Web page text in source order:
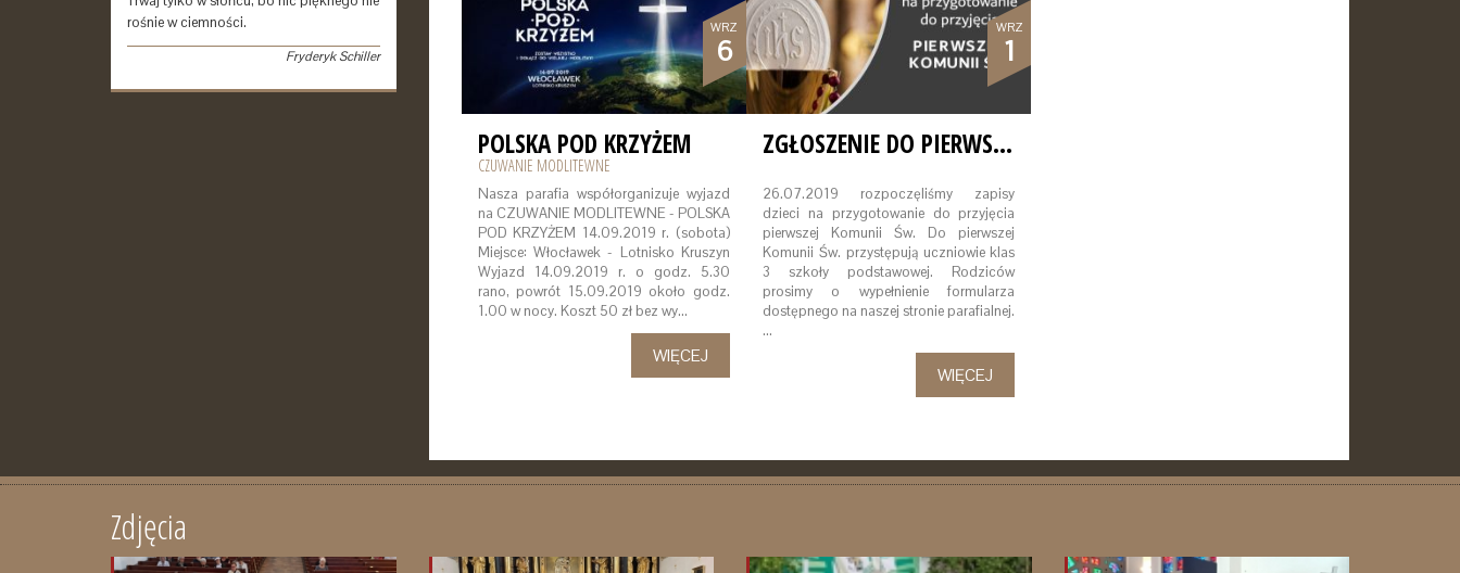
rośnie w ciemności.
Fryderyk Schiller
WRZ
6
POLSKA POD KRZYŻEM
CZUWANIE MODLITEWNE
Nasza parafia współorganizuje wyjazd
na CZUWANIE MODLITEWNE - POLSKA
POD KRZYŻEM 14.09.2019 r. (sobota)
Miejsce: Włocławek - Lotnisko Kruszyn
Wyjazd 14.09.2019 r. o godz. 5.30
rano, powrót 15.09.2019 około godz.
1.00 w nocy. Koszt 50 zł bez wy…
WIĘCEJ
WRZ
1
ZGŁOSZENIE DO PIERWSZEJ KOMUNII ŚW.
26.07.2019 rozpoczęliśmy zapisy
dzieci na przygotowanie do przyjęcia
pierwszej Komunii Św. Do pierwszej
Komunii Św. przystępują uczniowie klas
3 szkoły podstawowej. Rodziców
prosimy o wypełnienie formularza
dostępnego na naszej stronie parafialnej.
…
WIĘCEJ
Zdjęcia